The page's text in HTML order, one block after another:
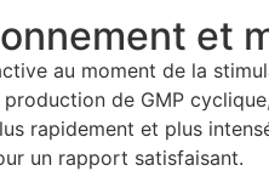
et
au moment de la
de GMP
rapidement et plus
un rapport satisfaisant.